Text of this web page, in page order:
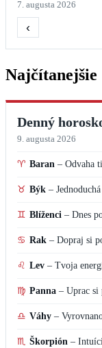
7. augusta 2026
‹
Najčítanejšie
Denný
9. augusta 2026
♈ Baran – Odvaha
♉ Býk –
♊ Blíženci – Dnes
♋ Rak – Dopraj si
♌ Lev – Tvoja
♍ Panna – Uprac si
♎ Váhy –
♏ Škorpión –